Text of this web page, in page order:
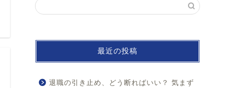
最近の投稿
退職の引き止め、どう断ればいい？ 気まず